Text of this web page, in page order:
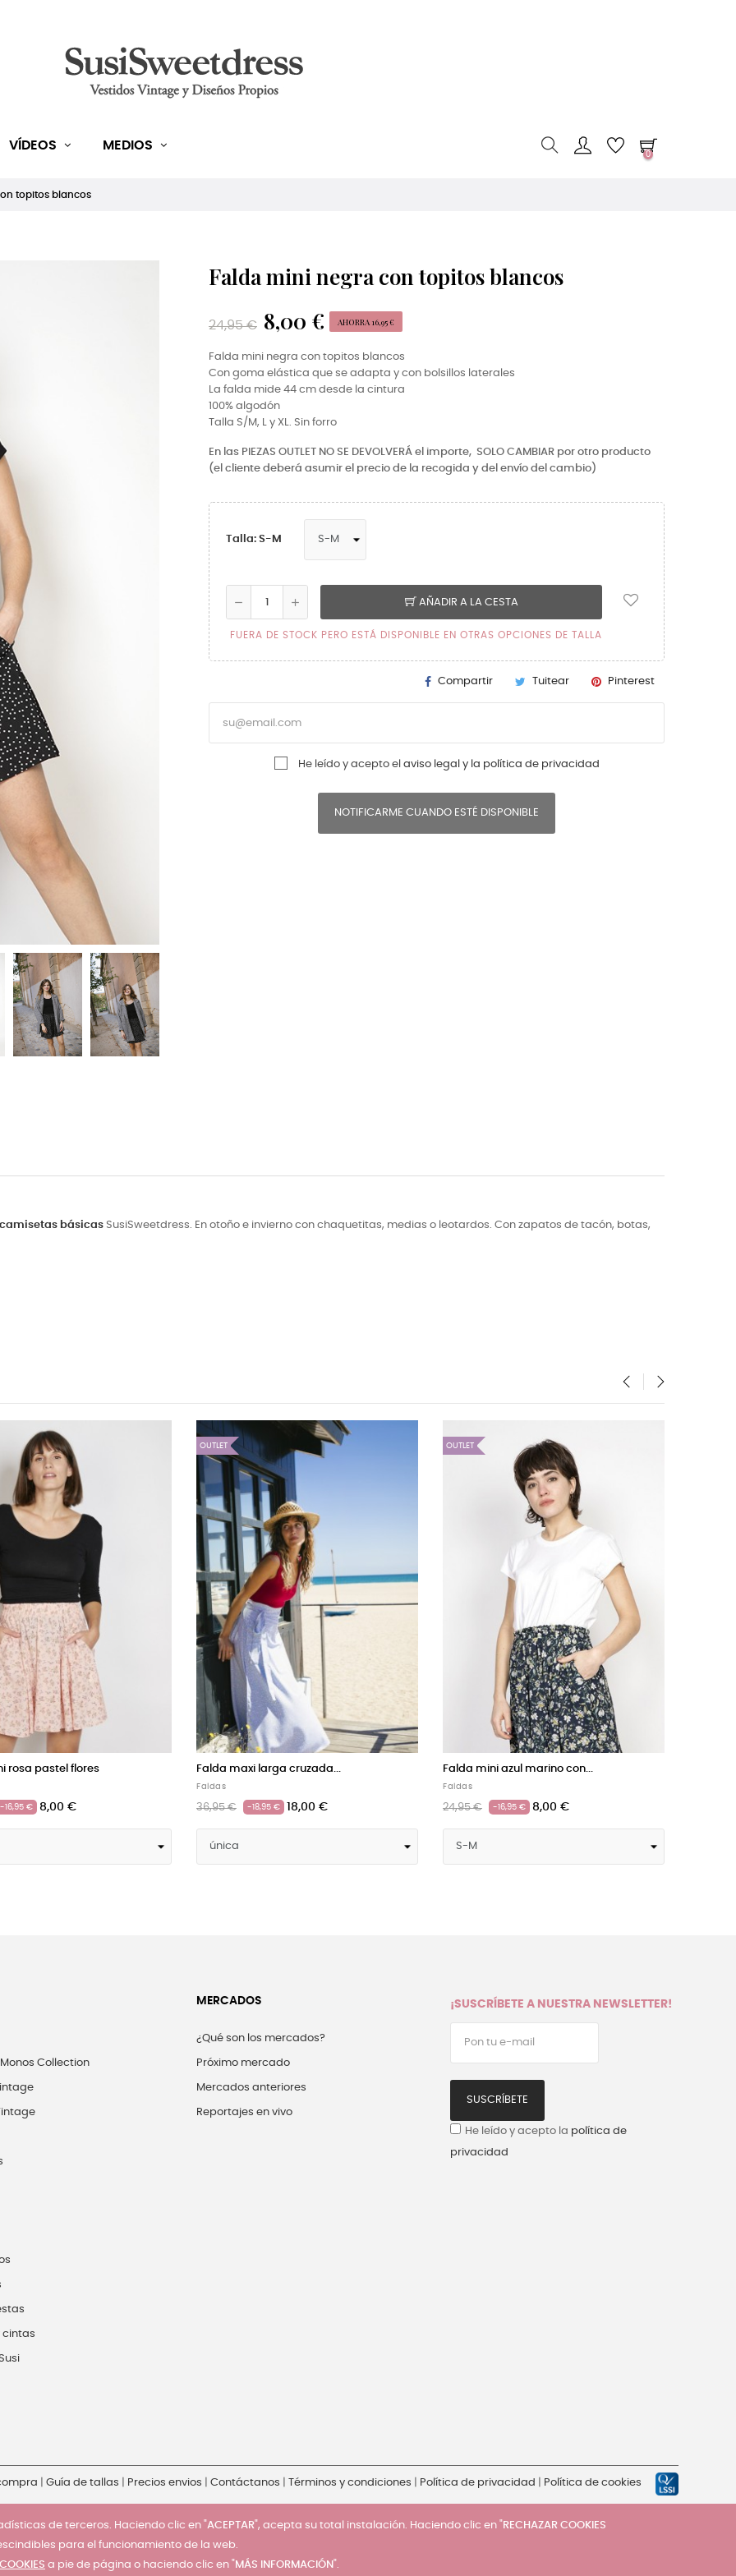
VÍDEOS MEDIOS
0
topitos blancos
Falda mini negra con topitos blancos
24,95 € 8,00 € AHORRA 16,95 €
Falda mini negra con topitos blancos
Con goma elástica que se adapta y con bolsillos laterales
La falda mide 44 cm desde la cintura
100% algodón
Talla S/M, L y XL. Sin forro
En las PIEZAS OUTLET NO SE DEVOLVERÁ el importe, SOLO CAMBIAR por otro producto
(el cliente deberá asumir el precio de la recogida y del envío del cambio)
Talla: S-M
AÑADIR A LA CESTA
FUERA DE STOCK PERO ESTÁ DISPONIBLE EN OTRAS OPCIONES DE TALLA
Compartir Tuitear Pinterest
He leído y acepto el aviso legal y la política de privacidad
NOTIFICARME CUANDO ESTÉ DISPONIBLE
camisetas básicas SusiSweetdress. En otoño e invierno con chaquetitas, medias o leotardos. Con zapatos de tacón, botas,
OUTLET
maxi larga cruzada...
36,95 € -18,95 €
OUTLET
Falda maxi larga negra a...
28,95 € -13,95 €
Falda larga anaranjada con...
28,95 € -13,95 €
Collection
cintas
MERCADOS
¿Qué son los mercados?
Próximo mercado
Mercados anteriores
Reportajes en vivo
¡SUSCRÍBETE A NUESTRA NEWSLETTER!
SUSCRÍBETE
He leído y acepto la política de
privacidad
Guía de tallas Precios envios Contáctanos Términos y condiciones Política de privacidad Política de cookies
de terceros. Haciendo clic en "ACEPTAR", acepta su total instalación. Haciendo clic en "RECHAZAR COOKIES
para el funcionamiento de la web.
a pie de página o haciendo clic en "MÁS INFORMACIÓN".